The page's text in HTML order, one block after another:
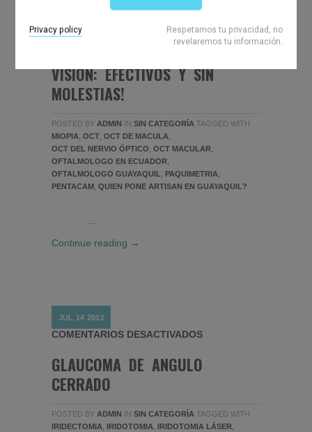
COMENTARIOS DESACTIVADOS EN NUEVOS
VISION: EFECTIVOS Y SIN
MOLESTIAS!
POSTED BY ADMIN IN SIN CATEGORÍA TAGGED WITH
MIOPIA OCT OCT DE MACULA
OCT DEL NERVIO ÓPTICO OCT MACULAR
OFTALMOLOGO EN ECUADOR
OFTALMOLOGO GUAYAQUIL
PAQUIMETRIA
PENTACAM QUIEN PONE ARTISAN EN GUAYAQUIL?
Continue reading →
JUL 14 2013
COMENTARIOS DESACTIVADOSEN GLAUCOMA DE
GLAUCOMA DE ANGULO
CERRADO
POSTED BY ADMIN IN SIN CATEGORÍA TAGGED WITH
IRIDECTOMIA
IRIDOTOMIA IRIDOTOMIA LÁSER
Privacy policy
Respetamos tu privacidad, no
revelaremos tu información.